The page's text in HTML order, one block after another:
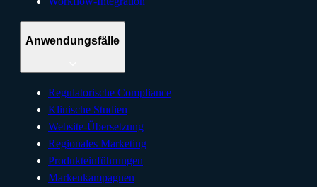
Anwendungsfälle
Regulatorische Compliance
Klinische Studien
Website-Übersetzung
Regionales Marketing
Produkteinführungen
Markenkampagnen